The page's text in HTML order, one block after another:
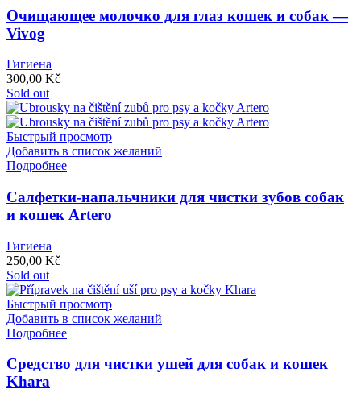
Очищающее молочко для глаз кошек и собак —
Vivog
Гигиена
300,00 Kč
Sold out
Быстрый просмотр
Добавить в список желаний
Подробнее
Салфетки-напальчники для чистки зубов собак
и кошек Artero
Гигиена
250,00 Kč
Sold out
Быстрый просмотр
Добавить в список желаний
Подробнее
Средство для чистки ушей для собак и кошек
Khara